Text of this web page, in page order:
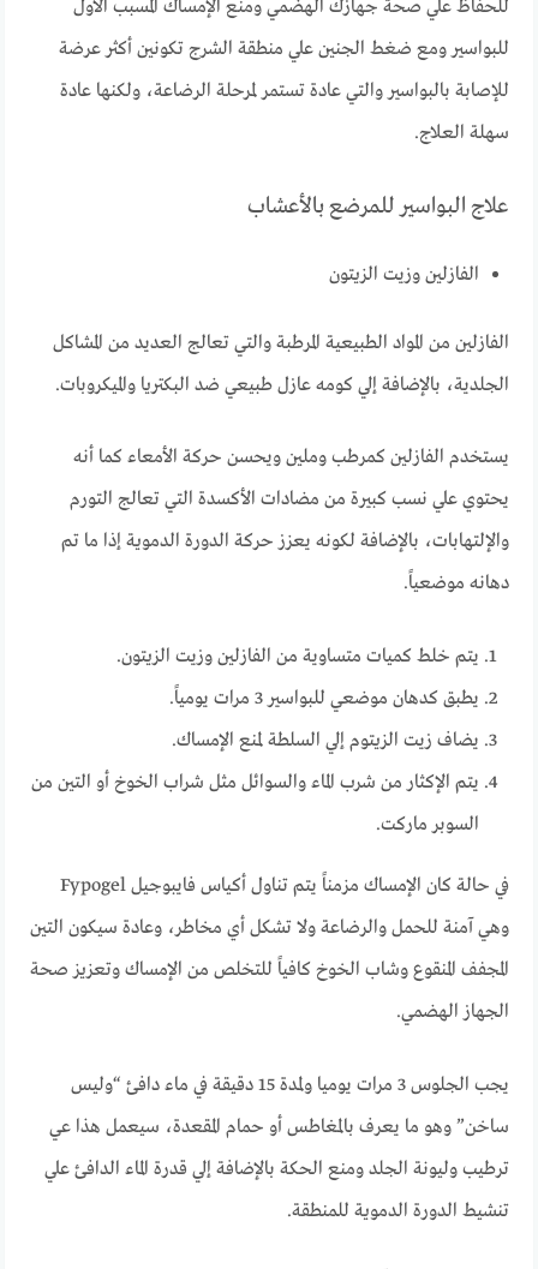
للحفاظ علي صحة جهازك الهضمي ومنع الإمساك المسبب الأول
للبواسير ومع ضغط الجنين علي منطقة الشرج تكونين أكثر عرضة
للإصابة بالبواسير والتي عادة تستمر لمرحلة الرضاعة، ولكنها عادة
سهلة العلاج.
علاج البواسير للمرضع بالأعشاب
الفازلين وزيت الزيتون
الفازلين من المواد الطبيعية المرطبة والتي تعالج العديد من المشاكل
الجلدية، بالإضافة إلي كومه عازل طبيعي ضد البكتريا والميكروبات.
يستخدم الفازلين كمرطب وملين ويحسن حركة الأمعاء كما أنه
يحتوي علي نسب كبيرة من مضادات الأكسدة التي تعالج التورم
والإلتهابات، بالإضافة لكونه يعزز حركة الدورة الدموية إذا ما تم
دهانه موضعياً.
يتم خلط كميات متساوية من الفازلين وزيت الزيتون.
يطبق كدهان موضعي للبواسير 3 مرات يومياً.
يضاف زيت الزيتوم إلي السلطة لمنع الإمساك.
يتم الإكثار من شرب الماء والسوائل مثل شراب الخوخ أو التين من
السوبر ماركت.
في حالة كان الإمساك مزمناً يتم تناول أكياس فايبوجيل Fypogel
وهي آمنة للحمل والرضاعة ولا تشكل أي مخاطر، وعادة سيكون التين
المجفف المنقوع وشاب الخوخ كافياً للتخلص من الإمساك وتعزيز صحة
الجهاز الهضمي.
يجب الجلوس 3 مرات يوميا ولمدة 15 دقيقة في ماء دافئ “وليس
ساخن” وهو ما يعرف بالمغاطس أو حمام المقعدة، سيعمل هذا عي
ترطيب وليونة الجلد ومنع الحكة بالإضافة إلي قدرة الماء الدافئ علي
تنشيط الدورة الدموية للمنطقة.